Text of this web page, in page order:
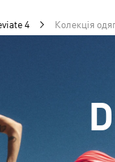
4 Колекція